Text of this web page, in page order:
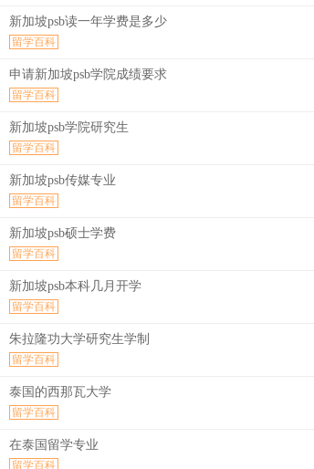
新加坡psb读一年学费是多少
留学百科
申请新加坡psb学院成绩要求
留学百科
新加坡psb学院研究生
留学百科
新加坡psb传媒专业
留学百科
新加坡psb硕士学费
留学百科
新加坡psb本科几月开学
留学百科
朱拉隆功大学研究生学制
留学百科
泰国的西那瓦大学
留学百科
在泰国留学专业
留学百科